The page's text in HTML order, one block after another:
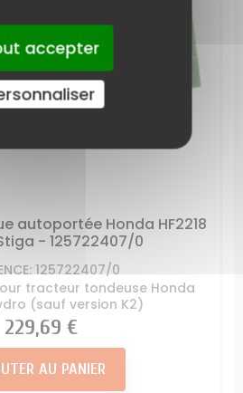
autoportée Honda HF2218
- 125722407/0
125722407/0
tracteur tondeuse Honda
(sauf version K2)
Prix
229,69 €
AU PANIER
accepter